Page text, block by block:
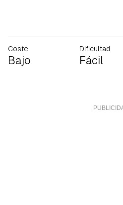
Coste
Bajo
Dificultad
Fácil